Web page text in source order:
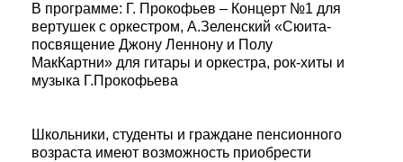
В программе: Г. Прокофьев – Концерт №1 для
вертушек с оркестром, А.Зеленский «Сюита-
посвящение Джону Леннону и Полу
МакКартни» для гитары и оркестра, рок-хиты и
музыка Г.Прокофьева
Школьники, студенты и граждане пенсионного
возраста имеют возможность приобрести